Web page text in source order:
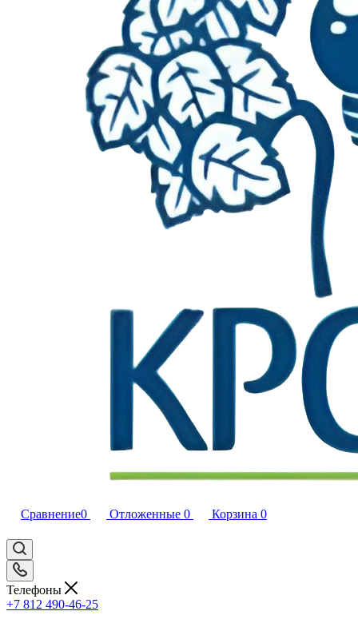
Сравнение0 Отложенные 0 Корзина 0
Телефоны
+7 812 490-46-25